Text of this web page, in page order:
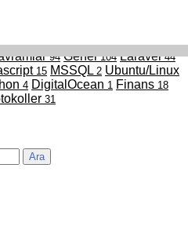
94 Genel104 Laravel44
15 MSSQL 2 Ubuntu/Linux
4 DigitalOcean 1 Finans 18
31
Ara